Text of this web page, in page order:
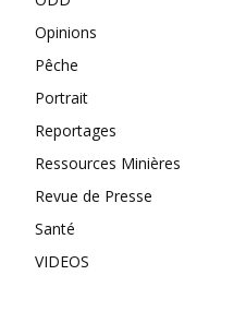
Opinions
Pêche
Portrait
Reportages
Ressources Minières
Revue de Presse
Santé
VIDEOS